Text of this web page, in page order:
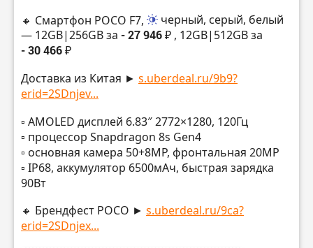
🔸 Смартфон POCO F7,
черный, серый, белый
— 12GB|256GB за - 27 946 ₽ , 12GB|512GB за
- 30 466 ₽
Доставка из Китая ► s.uberdeal.ru/9b9?
erid=2SDnjev...
▫️ AMOLED дисплей 6.83″ 2772×1280, 120Гц
▫️ процессор Snapdragon 8s Gen4
▫️ основная камера 50+8MP, фронтальная 20MP
▫️ IP68, аккумулятор 6500мАч, быстрая зарядка
90Вт
🔸 Брендфест POCO ► s.uberdeal.ru/9ca?
erid=2SDnjex...